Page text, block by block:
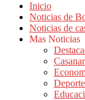
Inicio
Noticias de
Noticias de
Mas Noticias